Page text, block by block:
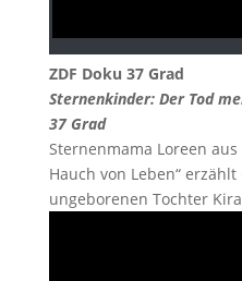
ZDF Doku 37 Grad
Sternenkinder: Der Tod
37 Grad
Sternenmama Loreen aus
Hauch von Leben“
ungeborenen Tochter